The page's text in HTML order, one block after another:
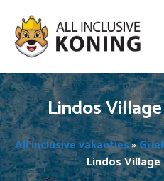
naar
inhoud
Lindos
All inclusive vakanties»
Lindos Village